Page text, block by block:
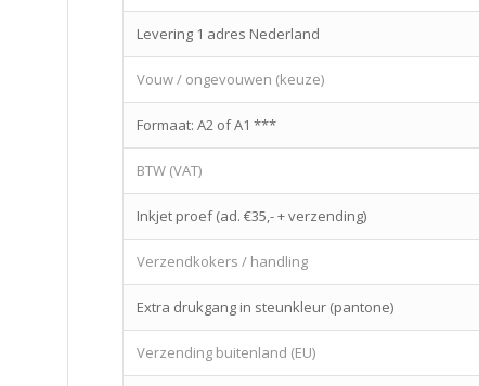
Levering 1 adres Nederland
Vouw / ongevouwen (keuze)
Formaat: A2 of A1 ***
BTW (VAT)
Inkjet proef (ad. €35,- + verzending)
Verzendkokers / handling
Extra drukgang in steunkleur (pantone)
Verzending buitenland (EU)